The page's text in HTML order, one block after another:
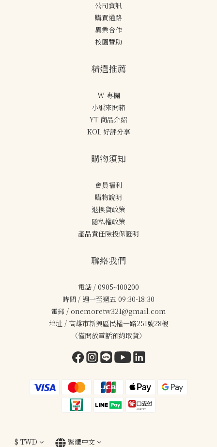
公司資訊
購買通路
異業合作
校園贊助
精選推薦
W 專欄
小編來開箱
YT 商品介紹
KOL 好評分享
購物須知
會員福利
購物說明
退換貨政策
隱私權政策
產品責任險投保證明
聯絡我們
電話 / 0905-400200
時間 / 週一至週五 09:30-18:30
電郵 / onemoretw321@gmail.com
地址 / 高雄市新興區民權一路251號28樓
（僅開放電話預約取貨）
$ TWD 繁體中文